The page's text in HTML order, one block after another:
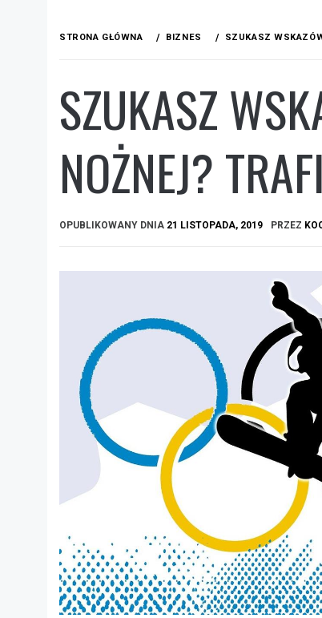
STRONA GŁÓWNA BIZNES SZUKASZ
SZUKASZ
NOŻNEJ?
OPUBLIKOWANY DNIA 21 LISTOPADA, 2019 PRZEZ